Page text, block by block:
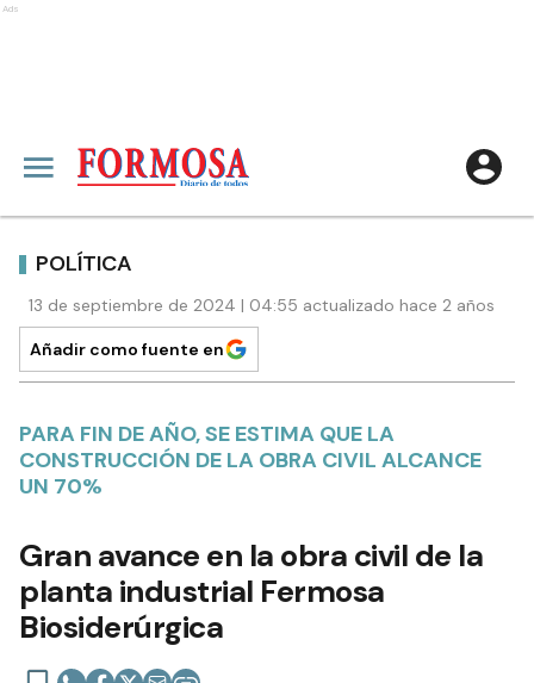
Ads
POLÍTICA
13 de septiembre de 2024 | 04:55 actualizado hace 2 años
Añadir como fuente en
PARA FIN DE AÑO, SE ESTIMA QUE LA
CONSTRUCCIÓN DE LA OBRA CIVIL ALCANCE
UN 70%
Gran avance en la obra civil de la
planta industrial Fermosa
Biosiderúrgica